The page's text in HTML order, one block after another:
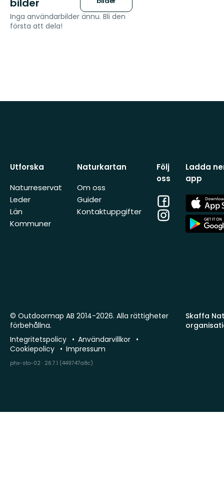
bilder
Inga användarbilder ännu. Bli den
första att dela!
Utforska
Naturreservat
Leder
Län
Kommuner
Naturkartan
Om oss
Guider
Kontaktuppgifter
Följ
oss
Facebook
Instagram
Ladda
app
App
Store
App
Store
Skaffa
© Outdoormap AB 2014-2026. Alla rättigheter
förbehållna.
Integritetspolicy
Användarvillkor
Cookiepolicy
Impressum
phx-sto-02 · 26.7.1 (449747a8c)